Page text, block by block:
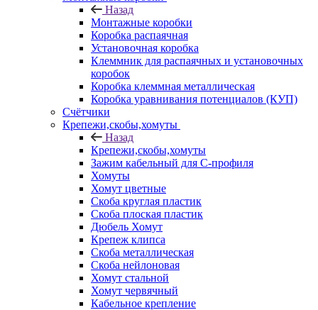
Назад
Монтажные коробки
Коробка распаячная
Установочная коробка
Клеммник для распаячных и установочных
коробок
Коробка клеммная металлическая
Коробка уравнивания потенциалов (КУП)
Счётчики
Крепежи,скобы,хомуты
Назад
Крепежи,скобы,хомуты
Зажим кабельный для С-профиля
Хомуты
Хомут цветные
Скоба круглая пластик
Скоба плоская пластик
Дюбель Хомут
Крепеж клипса
Скоба металлическая
Скоба нейлоновая
Хомут стальной
Хомут червячный
Кабельное крепление